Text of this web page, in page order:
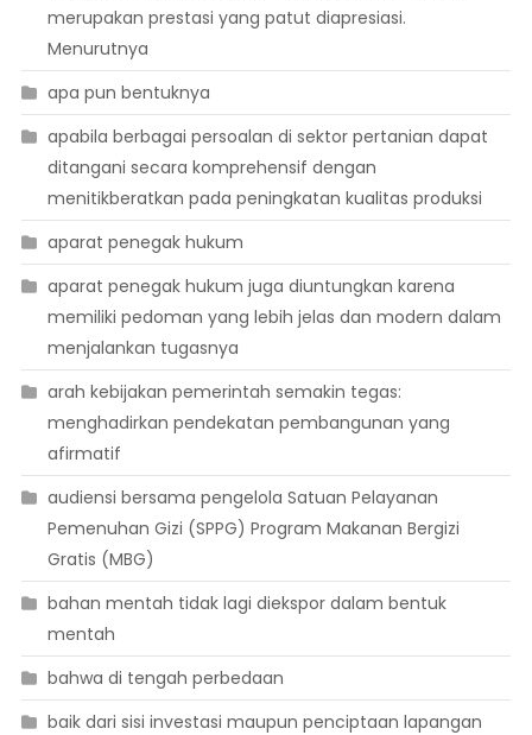
merupakan prestasi yang patut diapresiasi.
Menurutnya
apa pun bentuknya
apabila berbagai persoalan di sektor pertanian dapat
ditangani secara komprehensif dengan
menitikberatkan pada peningkatan kualitas produksi
aparat penegak hukum
aparat penegak hukum juga diuntungkan karena
memiliki pedoman yang lebih jelas dan modern dalam
menjalankan tugasnya
arah kebijakan pemerintah semakin tegas:
menghadirkan pendekatan pembangunan yang
afirmatif
audiensi bersama pengelola Satuan Pelayanan
Pemenuhan Gizi (SPPG) Program Makanan Bergizi
Gratis (MBG)
bahan mentah tidak lagi diekspor dalam bentuk
mentah
bahwa di tengah perbedaan
baik dari sisi investasi maupun penciptaan lapangan